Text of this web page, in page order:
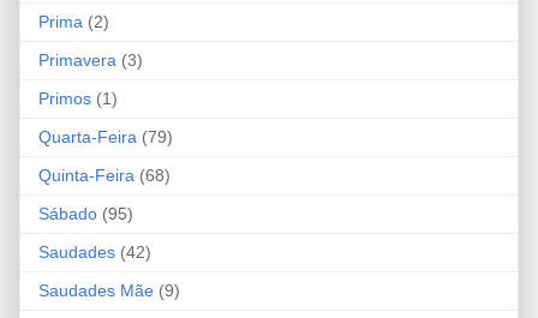
Prima (2)
Primavera (3)
Primos (1)
Quarta-Feira (79)
Quinta-Feira (68)
Sábado (95)
Saudades (42)
Saudades Mãe (9)